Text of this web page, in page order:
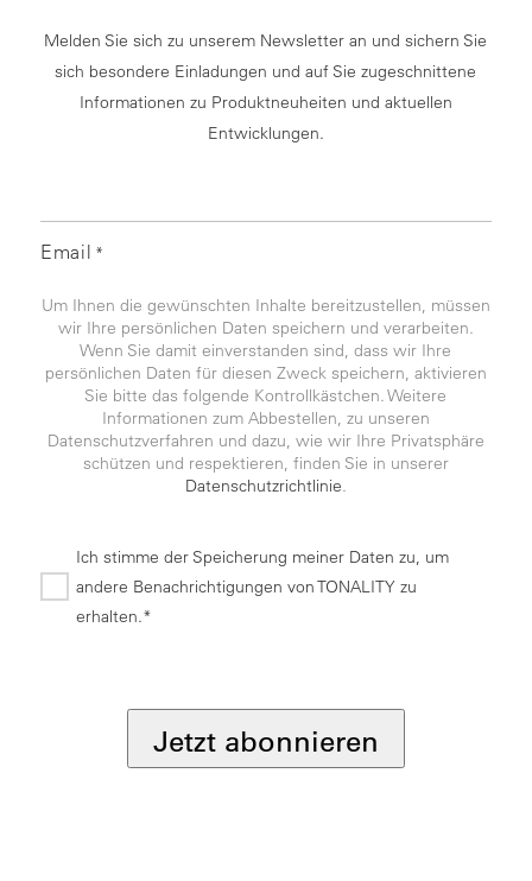
Melden Sie sich zu unserem Newsletter an und sichern Sie
sich besondere Einladungen und auf Sie zugeschnittene
Informationen zu Produktneuheiten und aktuellen
Entwicklungen.
Email *
Um Ihnen die gewünschten Inhalte bereitzustellen, müssen
wir Ihre persönlichen Daten speichern und verarbeiten.
Wenn Sie damit einverstanden sind, dass wir Ihre
persönlichen Daten für diesen Zweck speichern, aktivieren
Sie bitte das folgende Kontrollkästchen. Weitere
Informationen zum Abbestellen, zu unseren
Datenschutzverfahren und dazu, wie wir Ihre Privatsphäre
schützen und respektieren, finden Sie in unserer
Datenschutzrichtlinie.
Ich stimme der Speicherung meiner Daten zu, um
andere Benachrichtigungen von TONALITY zu
erhalten.*
Jetzt abonnieren